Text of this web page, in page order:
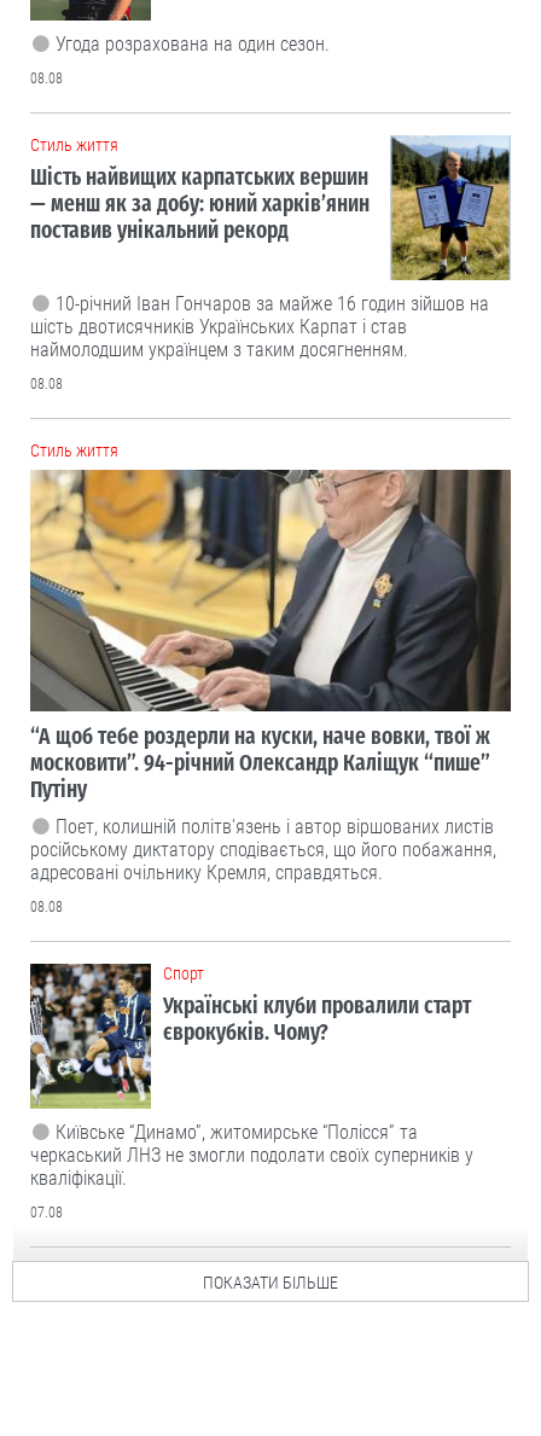
Угода розрахована на один сезон.
08.08
Cтиль життя
Шість найвищих карпатських вершин
— менш як за добу: юний харків’янин
поставив унікальний рекорд
10-річний Іван Гончаров за майже 16 годин зійшов на
шість двотисячників Українських Карпат і став
наймолодшим українцем з таким досягненням.
08.08
Cтиль життя
“А щоб тебе роздерли на куски, наче вовки, твої ж
московити”. 94-річний Олександр Каліщук “пише”
Путіну
Поет, колишній політв'язень і автор віршованих листів
російському диктатору сподівається, що його побажання,
адресовані очільнику Кремля, справдяться.
08.08
Cпорт
Українські клуби провалили старт
єврокубків. Чому?
Київське “Динамо”, житомирське “Полісся” та
черкаський ЛНЗ не змогли подолати своїх суперників у
кваліфікації.
07.08
ПОКАЗАТИ БІЛЬШЕ